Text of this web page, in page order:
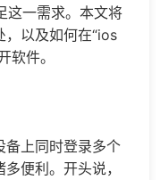
这一需求。本文将
，以及如何在“ios
软件。
备上同时登录多个
便利。开头说，